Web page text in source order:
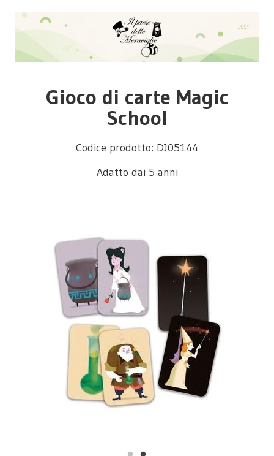
Gioco di carte Magic
School
Codice prodotto: DJ05144
Adatto dai 5 anni